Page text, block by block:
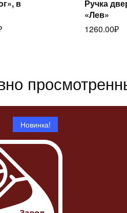
в
Ручка
«Лев»
1260.00₽
Новинка!